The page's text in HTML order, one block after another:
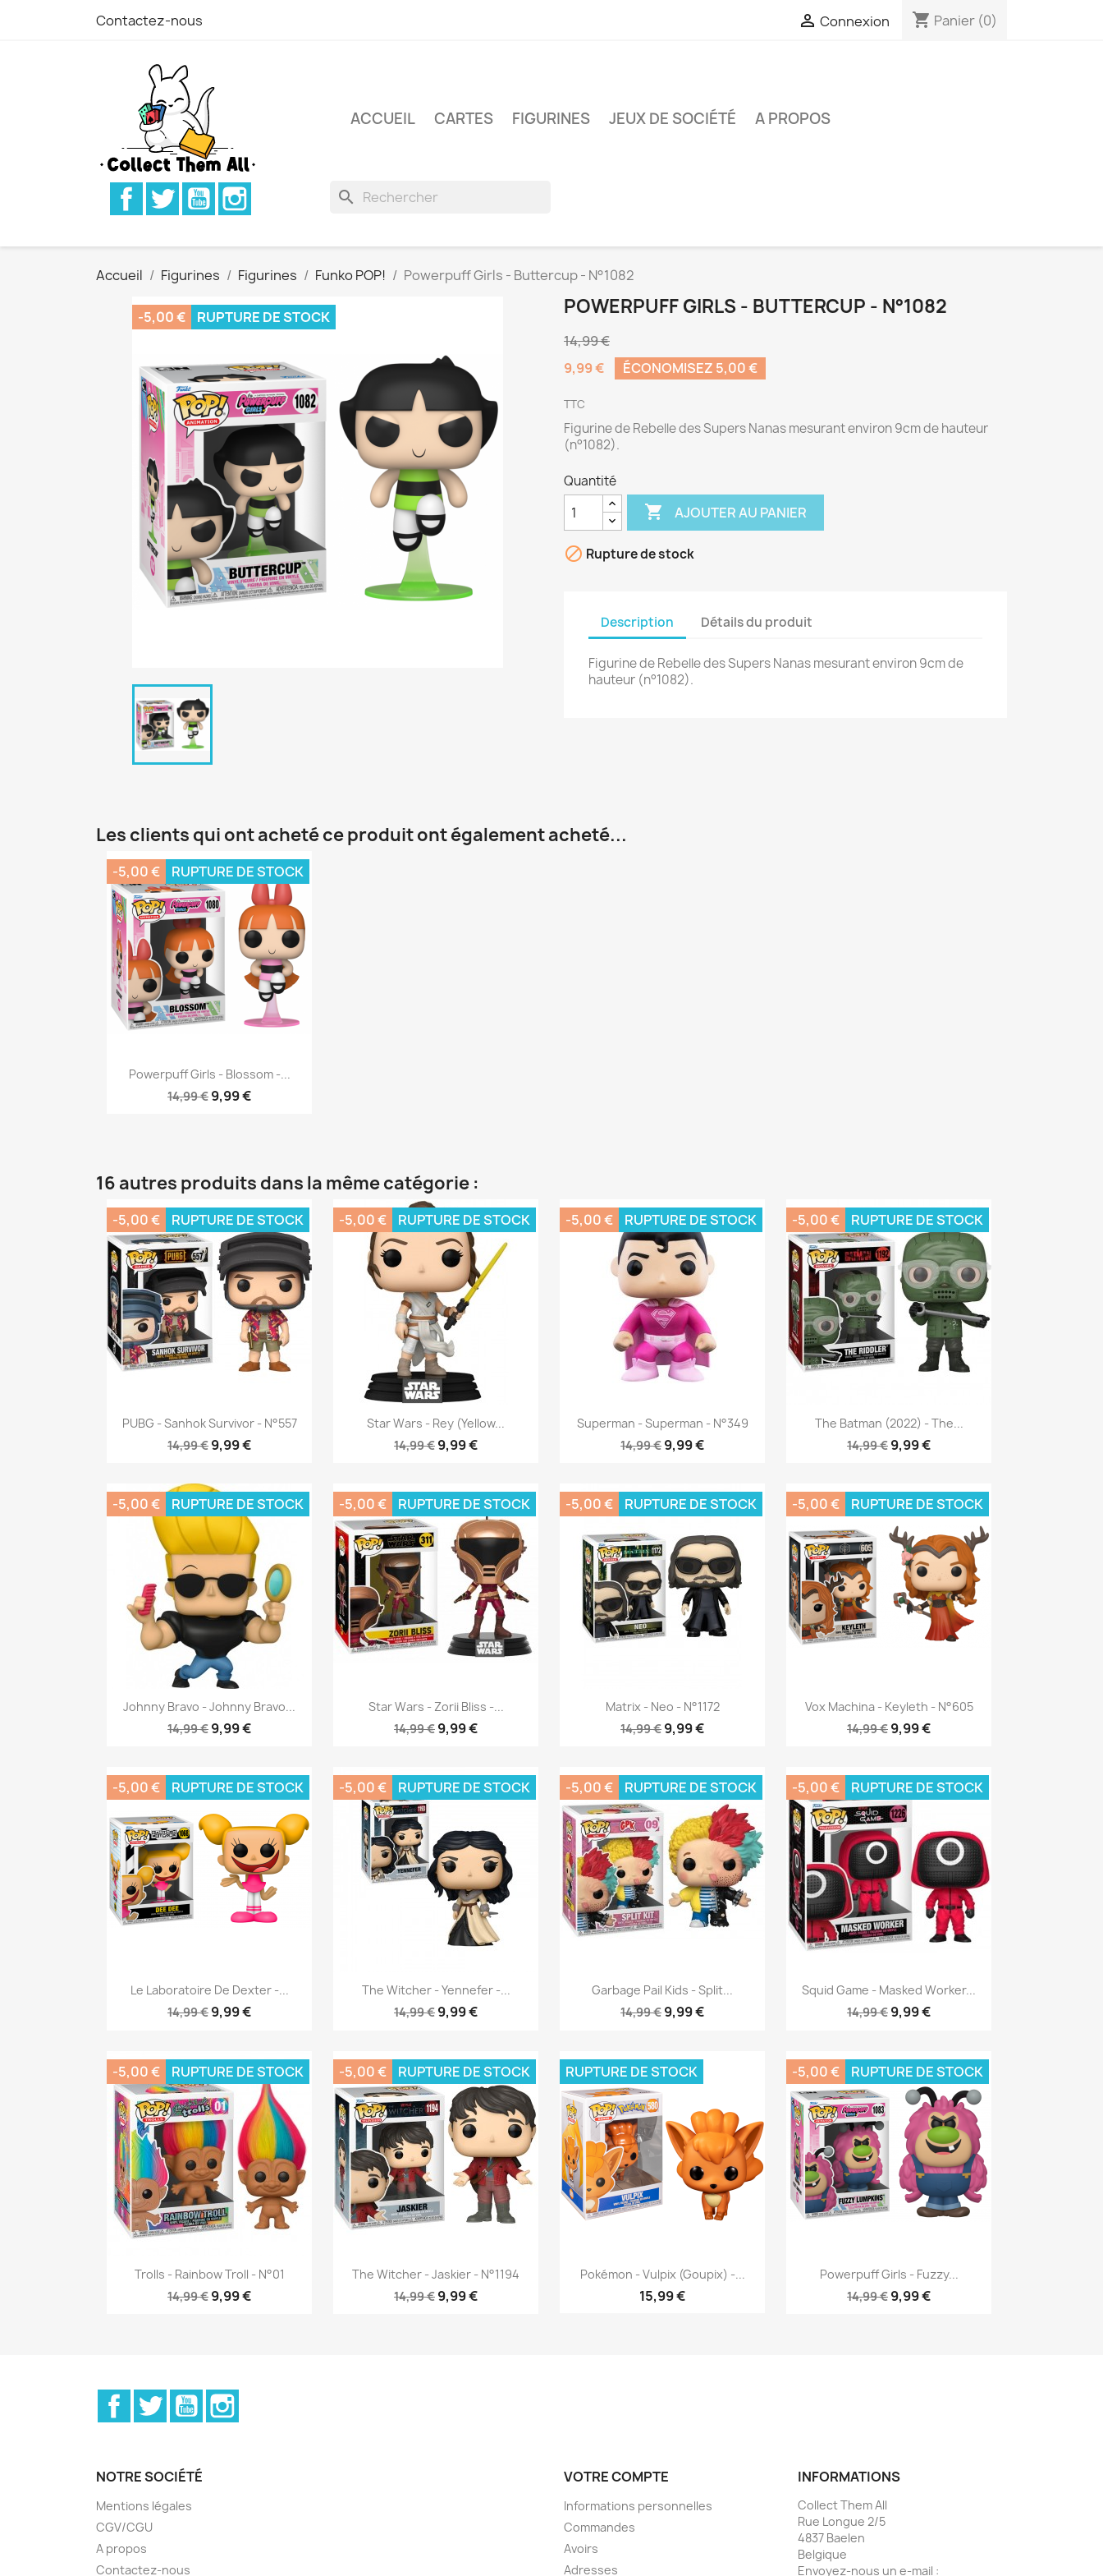
Contactez-nous  Connexion shopping_cart Panier (0)
ACCUEIL CARTES FIGURINES JEUX DE SOCIÉTÉ A PROPOS
FacebookTwitterYouTube search
Accueil Figurines Figurines Funko POP! Powerpuff Girls - Buttercup - N°1082
-5,00 € RUPTURE DE STOCK POWERPUFF GIRLS - BUTTERCUP - N°1082
14,99 €
9,99 €
ÉCONOMISEZ 5,00 €
TTC
Figurine de Rebelle des Supers Nanas mesurant environ 9cm de hauteur
(n°1082).
Quantité
 AJOUTER AU PANIER
 Rupture de stock
Description Détails du produit
Figurine de Rebelle des Supers Nanas mesurant environ 9cm de
hauteur (n°1082).
Les clients qui ont acheté ce produit ont également acheté...
Powerpuff Girls - Blossom -...
14,99 € 9,99 €
-5,00 € RUPTURE DE STOCK
Aperçu rapide
16 autres produits dans la même catégorie :
PUBG - Sanhok Survivor - N°557
14,99 € 9,99 €
-5,00 € RUPTURE DE STOCK
Aperçu rapide
Star Wars - Rey (Yellow...
14,99 € 9,99 €
-5,00 € RUPTURE DE STOCK
Aperçu rapide
Superman - Superman - N°349
14,99 € 9,99 €
-5,00 € RUPTURE DE STOCK
Aperçu rapide
The Batman (2022) - The...
14,99 € 9,99 €
-5,00 € RUPTURE DE STOCK
Aperçu rapide
Johnny Bravo - Johnny Bravo...
14,99 € 9,99 €
-5,00 € RUPTURE DE STOCK
Aperçu rapide
Star Wars - Zorii Bliss -...
14,99 € 9,99 €
-5,00 € RUPTURE DE STOCK
Aperçu rapide
Matrix - Neo - N°1172
14,99 € 9,99 €
-5,00 € RUPTURE DE STOCK
Aperçu rapide
Vox Machina - Keyleth - N°605
14,99 € 9,99 €
-5,00 € RUPTURE DE STOCK
Aperçu rapide
Le Laboratoire De Dexter -...
14,99 € 9,99 €
-5,00 € RUPTURE DE STOCK
Aperçu rapide
The Witcher - Yennefer -...
14,99 € 9,99 €
-5,00 € RUPTURE DE STOCK
Aperçu rapide
Garbage Pail Kids - Split...
14,99 € 9,99 €
-5,00 € RUPTURE DE STOCK
Aperçu rapide
Squid Game - Masked Worker...
14,99 € 9,99 €
-5,00 € RUPTURE DE STOCK
Aperçu rapide
Trolls - Rainbow Troll - N°01
14,99 € 9,99 €
-5,00 € RUPTURE DE STOCK
Aperçu rapide
The Witcher - Jaskier - N°1194
14,99 € 9,99 €
-5,00 € RUPTURE DE STOCK
Aperçu rapide Pokémon - Vulpix (Goupix) -...
15,99 €
RUPTURE DE STOCK
Aperçu rapide
Powerpuff Girls - Fuzzy...
14,99 € 9,99 €
-5,00 € RUPTURE DE STOCK
Aperçu rapide
FacebookTwitterYouTube
NOTRE SOCIÉTÉ
Mentions légales
CGV/CGU
A propos
Contactez-nous
VOTRE COMPTE
Informations personnelles
Commandes
Avoirs
Adresses
INFORMATIONS
Collect Them All
Rue Longue 2/5
4837 Baelen
Belgique
Envoyez-nous un e-mail :